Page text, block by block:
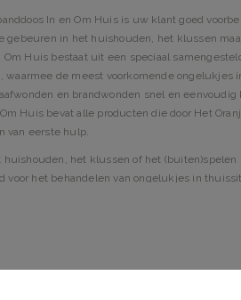
In en Om Huis is uw klant goed
gebeuren in het huishouden, het klussen
Om Huis bestaat uit een speciaal
waarmee de meest voorkomende ongelukjes
en brandwonden snel en
Huis bevat alle producten die door Het
van eerste hulp.
huishouden, het klussen of het (buiten)spelen
voor het behandelen van ongelukjes in